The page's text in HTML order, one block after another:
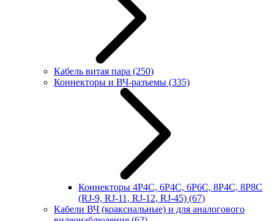
Кабель витая пара (250)
Коннекторы и ВЧ-разъемы (335)
Коннекторы 4P4C, 6P4C, 6P6C, 8P4C, 8P8C
(RJ-9, RJ-11, RJ-12, RJ-45) (67)
Кабели ВЧ (коаксиальные) и для аналогового